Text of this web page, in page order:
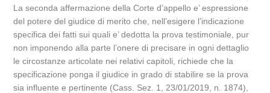
La seconda affermazione della Corte d’appello e’ espressione
del potere del giudice di merito che, nell’esigere l’indicazione
specifica dei fatti sui quali e’ dedotta la prova testimoniale, pur
non imponendo alla parte l’onere di precisare in ogni dettaglio
le circostanze articolate nei relativi capitoli, richiede che la
specificazione ponga il giudice in grado di stabilire se la prova
sia influente e pertinente (Cass. Sez. 1, 23/01/2019, n. 1874),